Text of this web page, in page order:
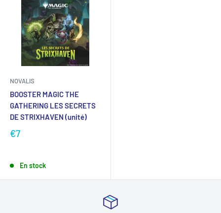
NOVALIS
BOOSTER MAGIC THE
GATHERING LES SECRETS
DE STRIXHAVEN (unité)
€7
En stock